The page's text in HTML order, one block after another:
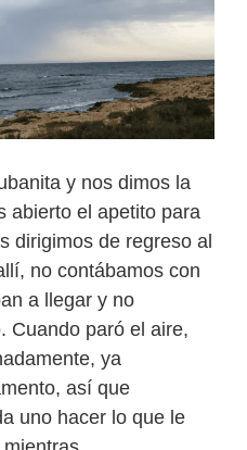
y nos dimos la
abierto el apetito para
dirigimos de regreso al
no contábamos con
a llegar y no
Cuando paró el aire,
ya
así que
uno hacer lo que le